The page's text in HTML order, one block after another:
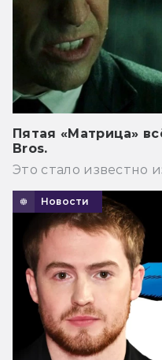
Пятая «Матрица»
Bros.
Это стало известно
Новости